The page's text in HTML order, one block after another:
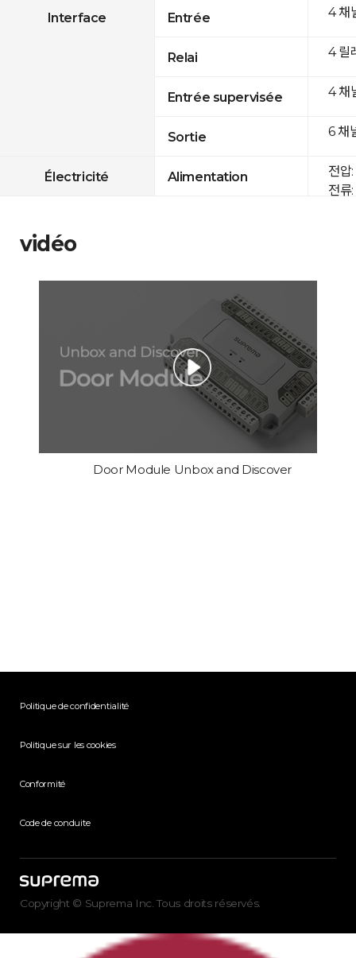
Interface Entrée
Relai
Entrée supervisée
Sortie
Électricité Alimentation
4 채
4 릴
4 채
6 채
전압
전류
vidéo
Door Module Unbox and Discover
Politique de confidentialité
Politique sur les cookies
Conformité
Code de conduite
Copyright © Suprema Inc. Tous droits réservés.